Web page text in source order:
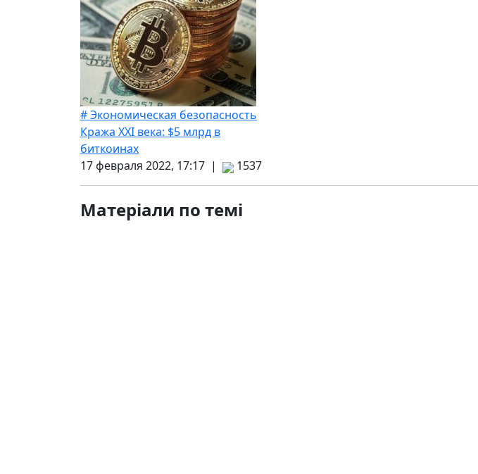
# Экономическая безопасность
Кража ХХІ века: $5 млрд в
биткоинах
17 февраля 2022, 17:17 |
1537
Матеріали по темі